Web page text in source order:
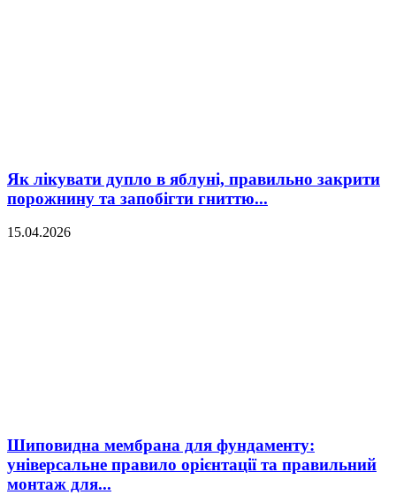
Як лікувати дупло в яблуні, правильно закрити
порожнину та запобігти гниттю...
15.04.2026
Шиповидна мембрана для фундаменту:
універсальне правило орієнтації та правильний
монтаж для...